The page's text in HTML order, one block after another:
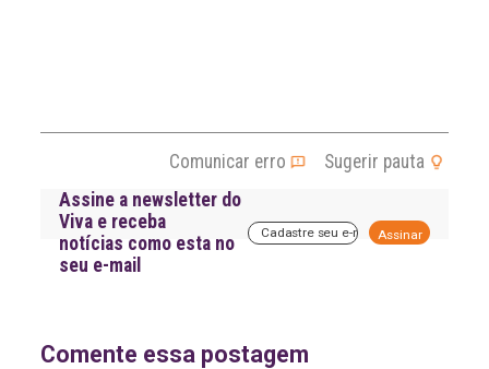
Comunicar erro
Sugerir pauta
Assine a newsletter do
Viva e receba
notícias como esta no
seu e-mail
Comente essa postagem